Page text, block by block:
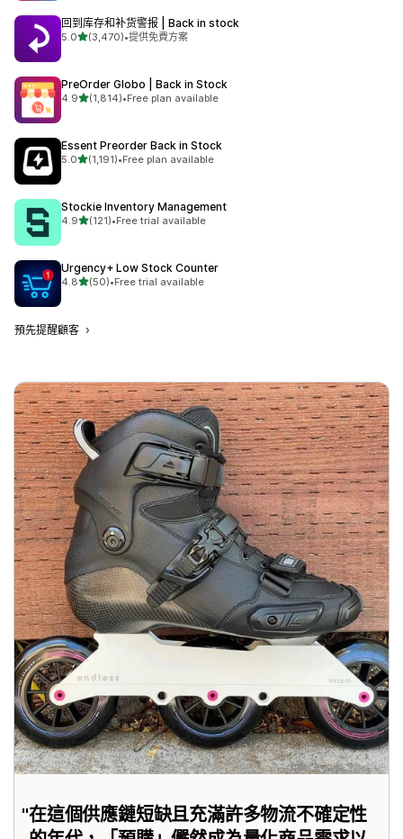
回到库存和补货警报 | Back in stock
5.0滿分 5 顆星
(3,470)
共有 3470 則評價
•提供免費方案
PreOrder Globo | Back in Stock
4.9滿分 5 顆星
(1,814)
共有 1814 則評價
•Free plan available
Essent Preorder Back in Stock
5.0滿分 5 顆星
(1,191)
共有 1191 則評價
•Free plan available
Stockie Inventory Management
4.9滿分 5 顆星
(121)
共有 121 則評價
•Free trial available
Urgency+ Low Stock Counter
4.8滿分 5 顆星
(50)
共有 50 則評價
•Free trial available
預先提醒顧客
在這個供應鏈短缺且充滿許多物流不確定性